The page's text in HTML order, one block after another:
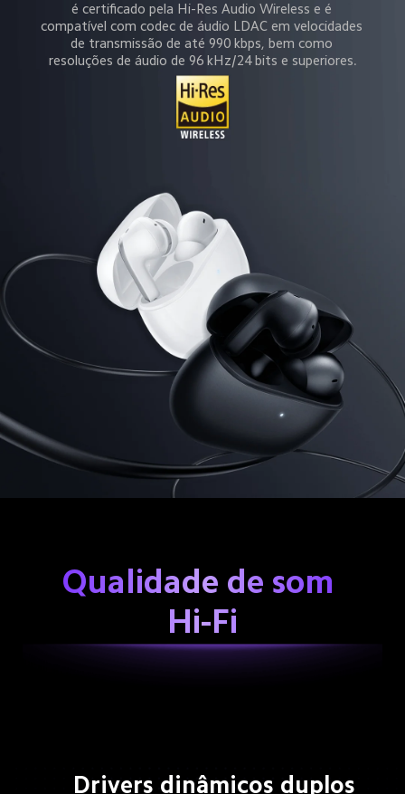
é certificado pela Hi-Res Audio Wireless e é
compatível com codec de áudio LDAC em velocidades
de transmissão de até 990 kbps, bem como
resoluções de áudio de 96 kHz/24 bits e superiores.
Qualidade de som
Hi-Fi
Drivers dinâmicos duplos